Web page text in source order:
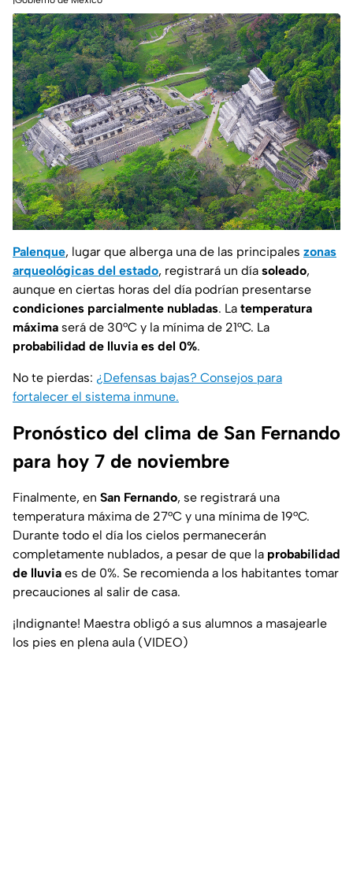
Palenque, lugar que alberga una de las principales zonas
arqueológicas del estado, registrará un día soleado,
aunque en ciertas horas del día podrían presentarse
condiciones parcialmente nubladas. La temperatura
máxima será de 30°C y la mínima de 21°C. La
probabilidad de lluvia es del 0%.
No te pierdas: ¿Defensas bajas? Consejos para
fortalecer el sistema inmune.
Pronóstico del clima de San Fernando
para hoy 7 de noviembre
Finalmente, en San Fernando, se registrará una
temperatura máxima de 27°C y una mínima de 19°C.
Durante todo el día los cielos permanecerán
completamente nublados, a pesar de que la probabilidad
de lluvia es de 0%. Se recomienda a los habitantes tomar
precauciones al salir de casa.
¡Indignante! Maestra obligó a sus alumnos a masajearle
los pies en plena aula (VIDEO)